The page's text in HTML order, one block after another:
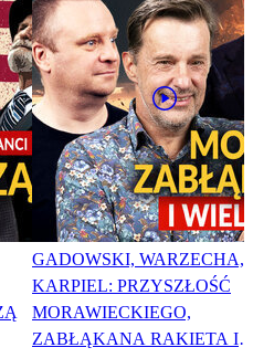
GADOWSKI, WARZECHA,
KARPIEL: PRZYSZŁOŚĆ
MORAWIECKIEGO,
ZABŁĄKANA RAKIETA I